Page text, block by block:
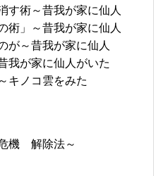
す術～昔我が家に仙人
術」～昔我が家に仙人
が～昔我が家に仙人
我が家に仙人がいた
キノコ雲をみた
機 解除法～